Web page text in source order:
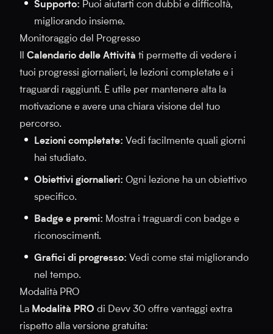
Supporto: Puoi aiutarti con dubbi e difficoltà,
migliorando insieme.
Monitoraggio del Progresso
Calendario delle Attività ti permette di vedere i
tuoi progressi giornalieri, le lezioni completate e i
traguardi raggiunti. È utile per mantenere alta la
motivazione e avere una chiara visione del tuo
percorso.
Lezioni completate: Vedi facilmente quali giorni
hai studiato.
Obiettivi giornalieri: Ogni lezione ha un obiettivo
specifico.
Badge e premi: Mostra i traguardi con badge e
riconoscimenti.
Grafici di progresso: Vedi come stai migliorando
nel tempo.
Modalità PRO
La Modalità PRO di Devv 30 offre vantaggi extra
rispetto alla versione gratuita: